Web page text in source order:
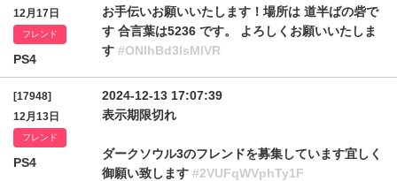
12月17日
フレンド
PS4
お手伝いお願いいたします！場所は 道半ばの砦で
す 合言葉は5236 です。 よろしくお願いいたしま
す #ONlhBd3lsMlVR
[17948]
12月13日
フレンド
PS4
2024-12-13 17:07:39
表示期限切れ
ダークソウル3のフレンドを募集しています宜しく
御願い致します #2VUFqWVphTy1F